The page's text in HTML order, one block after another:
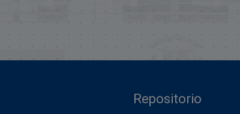
Repositorio